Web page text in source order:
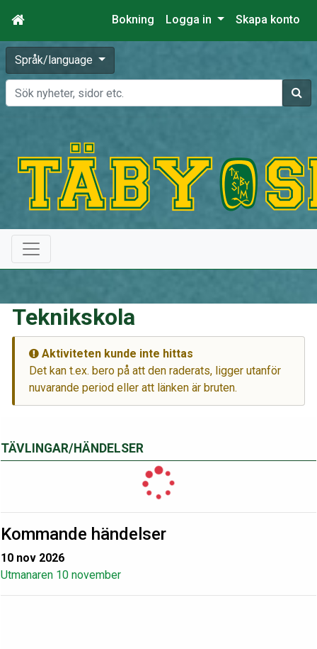
Bokning Logga in Skapa konto
Språk/language
Sök
TÄVLINGAR/HÄNDELSER
Kommande händelser
10 nov 2026
Utmanaren 10 november
Teknikskola
Aktiviteten kunde inte hittas
Det kan t.ex. bero på att den raderats, ligger utanför
nuvarande period eller att länken är bruten.